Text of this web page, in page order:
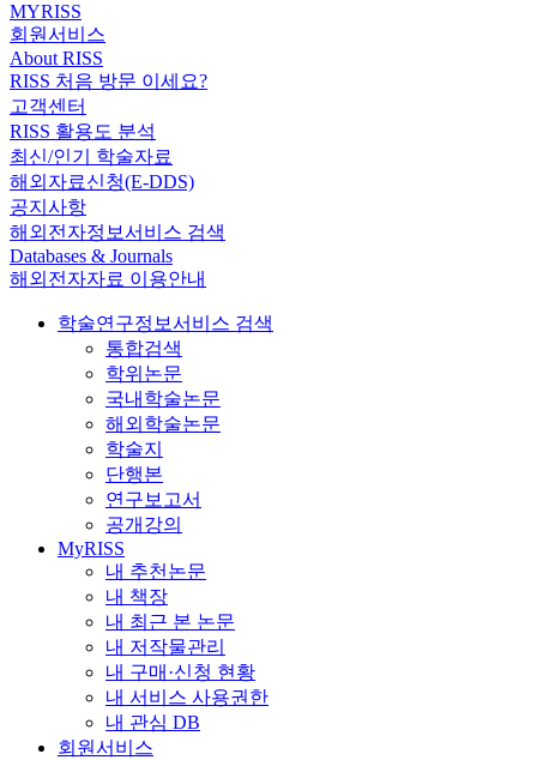
MYRISS
회원서비스
About RISS
RISS 처음 방문 이세요?
고객센터
RISS 활용도 분석
최신/인기 학술자료
해외자료신청(E-DDS)
공지사항
해외전자정보서비스 검색
Databases & Journals
해외전자자료 이용안내
학술연구정보서비스 검색
통합검색
학위논문
국내학술논문
해외학술논문
학술지
단행본
연구보고서
공개강의
MyRISS
내 추천논문
내 책장
내 최근 본 논문
내 저작물관리
내 구매·신청 현황
내 서비스 사용권한
내 관심 DB
회원서비스